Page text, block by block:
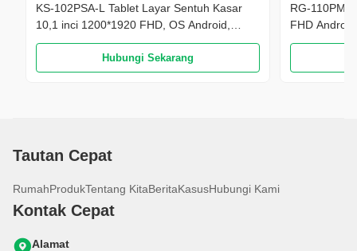
KS-102PSA-L Tablet Layar Sentuh Kasar
10,1 inci 1200*1920 FHD, OS Android,
Tahan Air IP68, 4GB+128GB, Didukung 4G
LTE, Baterai 10000mAh
Hubungi Sekarang
RG-
FHD
Kasar
Tautan Cepat
RumahProdukTentang KitaBeritaKasusHubungi Kami
Kontak Cepat
Alamat